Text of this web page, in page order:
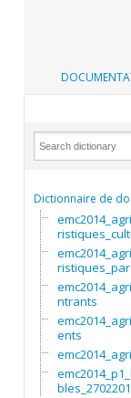
Dictionnaire de
ntrants
ents